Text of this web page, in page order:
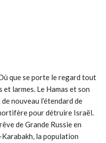
que se porte le regard tout
et larmes. Le Hamas et son
nouveau l’étendard de
pour détruire Israël.
de Grande Russie en
la population